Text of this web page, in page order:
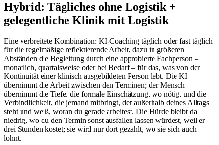
Hybrid: Tägliches ohne Logistik +
gelegentliche Klinik mit Logistik
Eine verbreitete Kombination: KI-Coaching täglich oder fast täglich
für die regelmäßige reflektierende Arbeit, dazu in größeren
Abständen die Begleitung durch eine approbierte Fachperson –
monatlich, quartalsweise oder bei Bedarf – für das, was von der
Kontinuität einer klinisch ausgebildeten Person lebt. Die KI
übernimmt die Arbeit zwischen den Terminen; der Mensch
übernimmt die Tiefe, die formale Einschätzung, wo nötig, und die
Verbindlichkeit, die jemand mitbringt, der außerhalb deines Alltags
steht und weiß, woran du gerade arbeitest. Die Hürde bleibt da
niedrig, wo du den Termin sonst ausfallen lassen würdest, weil er
drei Stunden kostet; sie wird nur dort gezahlt, wo sie sich auch
lohnt.